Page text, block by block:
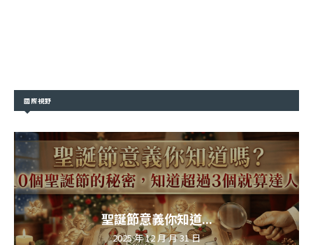
國際視野
聖誕節意義你知道...
2025 年 12 月 月 31 日